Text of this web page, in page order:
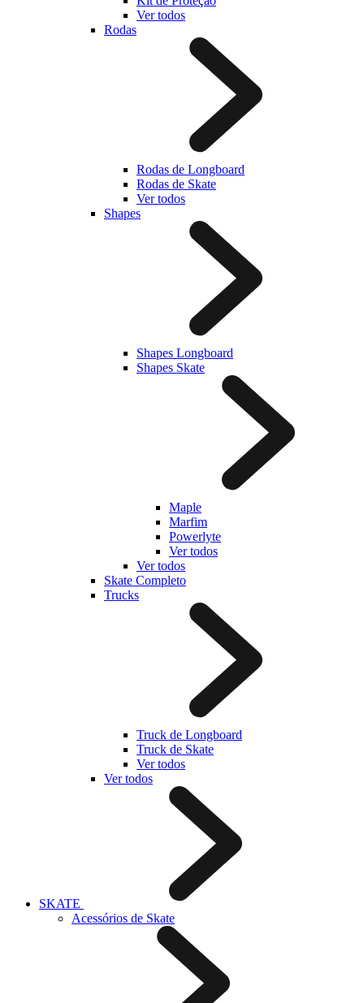
Ver todos
Rodas
Rodas de Longboard
Rodas de Skate
Ver todos
Shapes
Shapes Longboard
Shapes Skate
Maple
Marfim
Powerlyte
Ver todos
Ver todos
Skate Completo
Trucks
Truck de Longboard
Truck de Skate
Ver todos
Ver todos
SKATE
Acessórios de Skate